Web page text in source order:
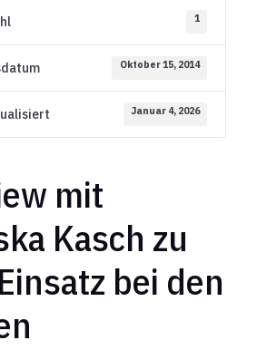
1
Oktober 15, 2014
Januar 4, 2026
mit
Kasch zu
bei den